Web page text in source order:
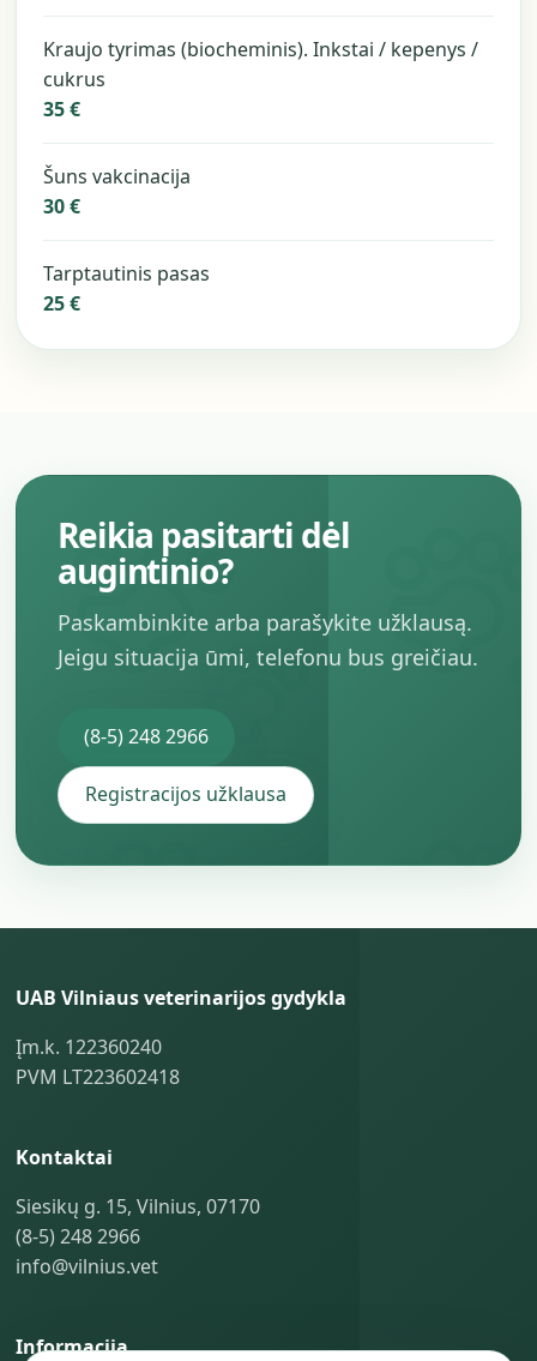
Kraujo tyrimas (biocheminis). Inkstai / kepenys /
cukrus
35 €
Šuns vakcinacija
30 €
Tarptautinis pasas
25 €
Reikia pasitarti dėl
augintinio?
Paskambinkite arba parašykite užklausą.
Jeigu situacija ūmi, telefonu bus greičiau.
(8-5) 248 2966
Registracijos užklausa
UAB Vilniaus veterinarijos gydykla
Įm.k. 122360240
PVM LT223602418
Kontaktai
Siesikų g. 15, Vilnius, 07170
(8-5) 248 2966
info@vilnius.vet
Informacija